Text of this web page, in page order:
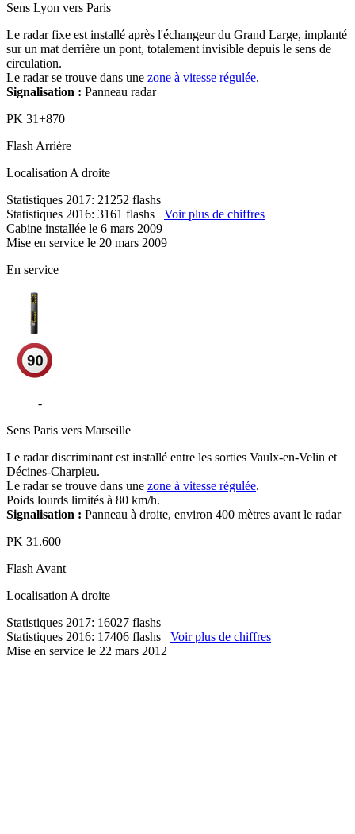
Sens Lyon vers Paris
Le radar fixe est installé après l'échangeur du Grand Large, implanté
sur un mat derrière un pont, totalement invisible depuis le sens de
circulation.
Le radar se trouve dans une zone à vitesse régulée.
Signalisation : Panneau radar
PK 31+870
FlashArrière
LocalisationA droite
Statistiques 2017: 21252 flashs
Statistiques 2016: 3161 flashs Voir plus de chiffres
Cabine installée le 6 mars 2009
Mise en service le 20 mars 2009
En service
-
Sens Paris vers Marseille
Le radar discriminant est installé entre les sorties Vaulx-en-Velin et
Décines-Charpieu.
Le radar se trouve dans une zone à vitesse régulée.
Poids lourds limités à 80 km/h.
Signalisation : Panneau à droite, environ 400 mètres avant le radar
PK 31.600
FlashAvant
LocalisationA droite
Statistiques 2017: 16027 flashs
Statistiques 2016: 17406 flashs Voir plus de chiffres
Mise en service le 22 mars 2012